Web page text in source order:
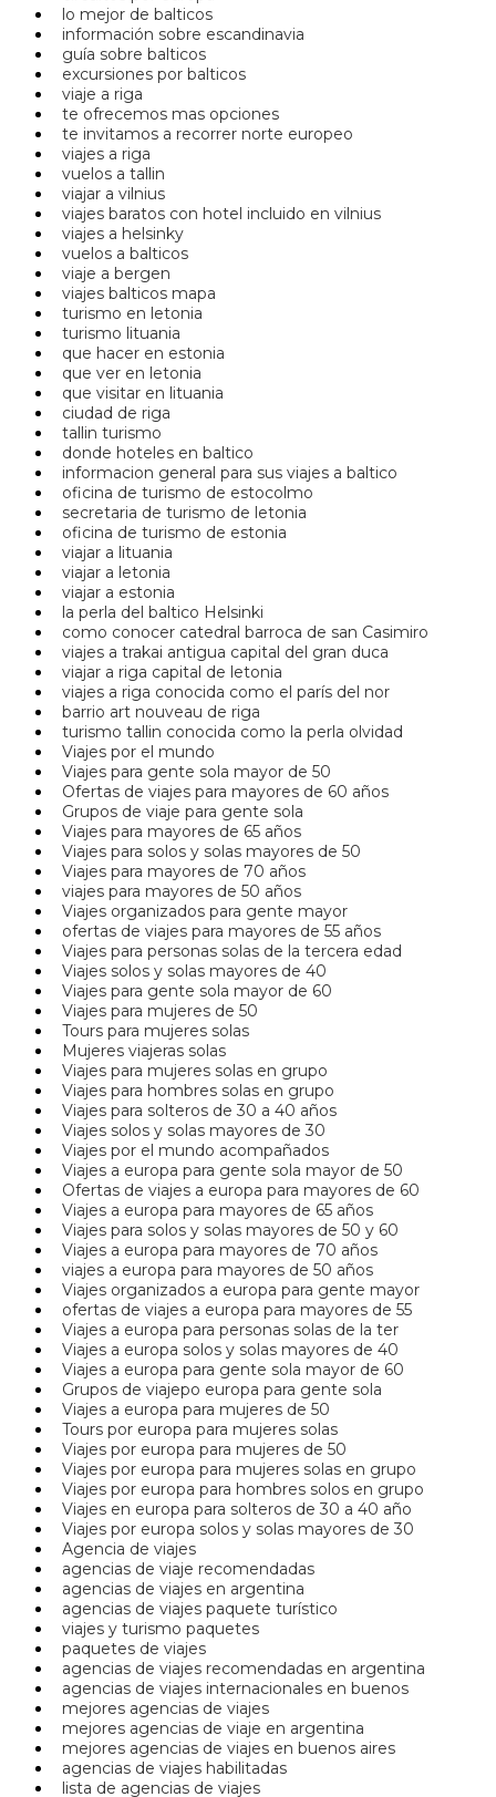
lo mejor de balticos
información sobre escandinavia
guía sobre balticos
excursiones por balticos
viaje a riga
te ofrecemos mas opciones
te invitamos a recorrer norte europeo
viajes a riga
vuelos a tallin
viajar a vilnius
viajes baratos con hotel incluido en vilnius
viajes a helsinky
vuelos a balticos
viaje a bergen
viajes balticos mapa
turismo en letonia
turismo lituania
que hacer en estonia
que ver en letonia
que visitar en lituania
ciudad de riga
tallin turismo
donde hoteles en baltico
informacion general para sus viajes a baltico
oficina de turismo de estocolmo
secretaria de turismo de letonia
oficina de turismo de estonia
viajar a lituania
viajar a letonia
viajar a estonia
la perla del baltico Helsinki
como conocer catedral barroca de san Casimiro
viajes a trakai antigua capital del gran duca
viajar a riga capital de letonia
viajes a riga conocida como el parís del nor
barrio art nouveau de riga
turismo tallin conocida como la perla olvidad
Viajes por el mundo
Viajes para gente sola mayor de 50
Ofertas de viajes para mayores de 60 años
Grupos de viaje para gente sola
Viajes para mayores de 65 años
Viajes para solos y solas mayores de 50
Viajes para mayores de 70 años
viajes para mayores de 50 años
Viajes organizados para gente mayor
ofertas de viajes para mayores de 55 años
Viajes para personas solas de la tercera edad
Viajes solos y solas mayores de 40
Viajes para gente sola mayor de 60
Viajes para mujeres de 50
Tours para mujeres solas
Mujeres viajeras solas
Viajes para mujeres solas en grupo
Viajes para hombres solas en grupo
Viajes para solteros de 30 a 40 años
Viajes solos y solas mayores de 30
Viajes por el mundo acompañados
Viajes a europa para gente sola mayor de 50
Ofertas de viajes a europa para mayores de 60
Viajes a europa para mayores de 65 años
Viajes para solos y solas mayores de 50 y 60
Viajes a europa para mayores de 70 años
viajes a europa para mayores de 50 años
Viajes organizados a europa para gente mayor
ofertas de viajes a europa para mayores de 55
Viajes a europa para personas solas de la ter
Viajes a europa solos y solas mayores de 40
Viajes a europa para gente sola mayor de 60
Grupos de viajepo europa para gente sola
Viajes a europa para mujeres de 50
Tours por europa para mujeres solas
Viajes por europa para mujeres de 50
Viajes por europa para mujeres solas en grupo
Viajes por europa para hombres solos en grupo
Viajes en europa para solteros de 30 a 40 año
Viajes por europa solos y solas mayores de 30
Agencia de viajes
agencias de viaje recomendadas
agencias de viajes en argentina
agencias de viajes paquete turístico
viajes y turismo paquetes
paquetes de viajes
agencias de viajes recomendadas en argentina
agencias de viajes internacionales en buenos
mejores agencias de viajes
mejores agencias de viaje en argentina
mejores agencias de viajes en buenos aires
agencias de viajes habilitadas
lista de agencias de viajes